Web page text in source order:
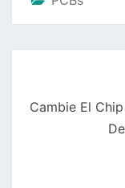
entradas
Cambie El